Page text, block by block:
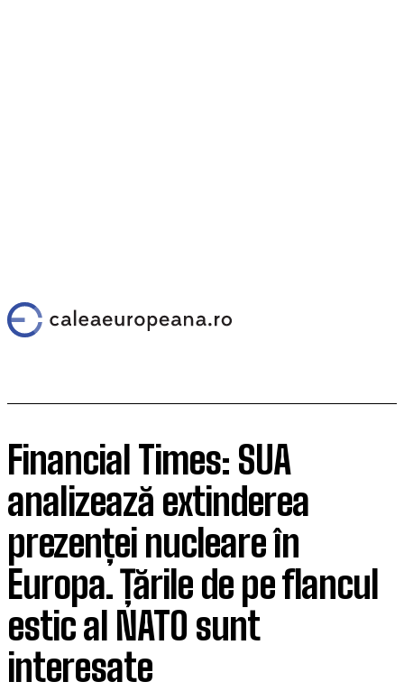
Financial Times: SUA
analizează extinderea
prezenței nucleare în
Europa. Țările de pe flancul
estic al NATO sunt
interesate